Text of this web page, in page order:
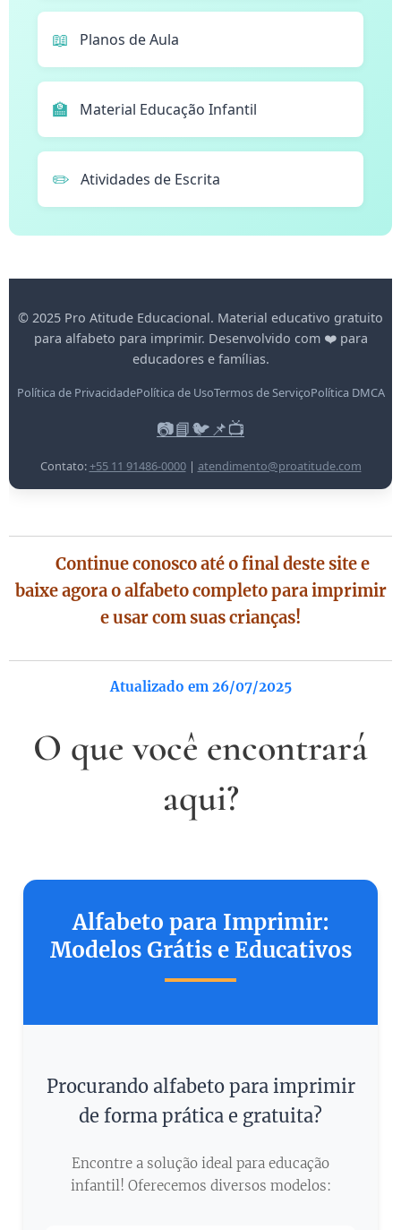
📖 Planos de Aula
🏫 Material Educação Infantil
✏️ Atividades de Escrita
© 2025 Pro Atitude Educacional. Material educativo gratuito
para alfabeto para imprimir. Desenvolvido com ❤️ para
educadores e famílias.
Política de PrivacidadePolítica de UsoTermos de ServiçoPolítica DMCA
📷📘🐦📌📺
Contato:+55 11 91486-0000| atendimento@proatitude.com
⚠️ Continue conosco até o final deste site e
baixe agora o alfabeto completo para imprimir
e usar com suas crianças!
Atualizado em 26/07/2025
O que você encontrará
aqui?
Alfabeto para Imprimir:
Modelos Grátis e Educativos
Procurando alfabeto para imprimir
de forma prática e gratuita?
Encontre a solução ideal para educação
infantil! Oferecemos diversos modelos: